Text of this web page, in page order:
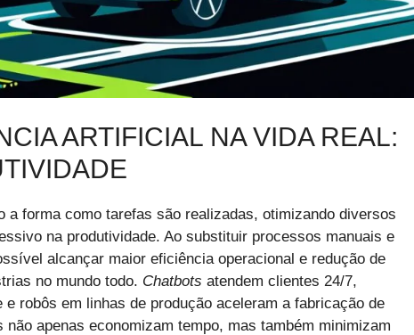
ARTIFICIAL NA VIDA REAL:
a forma como tarefas são realizadas, otimizando diversos
na produtividade. Ao substituir processos manuais e
alcançar maior eficiência operacional e redução de
no mundo todo. Chatbots atendem clientes 24/7,
robôs em linhas de produção aceleram a fabricação de
apenas economizam tempo, mas também minimizam